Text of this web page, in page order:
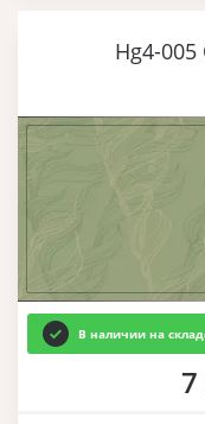
Hg4-
В наличии на
7